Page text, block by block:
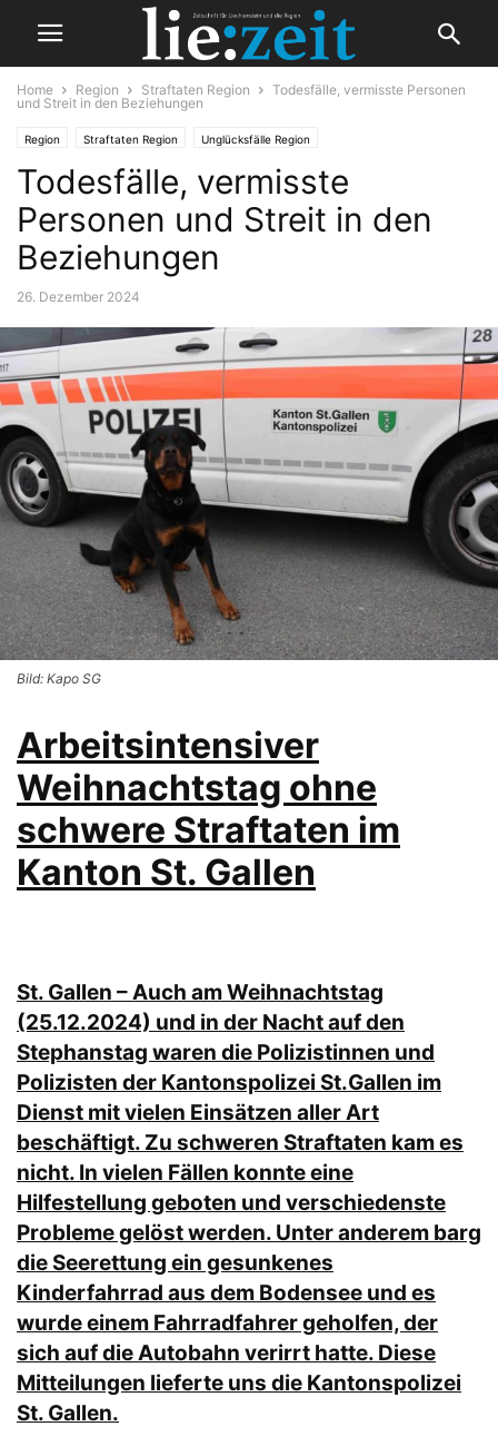
Home Region Straftaten Region
Todesfälle, vermisste Personen
und Streit in den Beziehungen
Region Straftaten Region Unglücksfälle Region
Todesfälle, vermisste
Personen und Streit in den
Beziehungen
26. Dezember 2024
Bild: Kapo SG
Arbeitsintensiver
Weihnachtstag ohne
schwere Straftaten im
Kanton St. Gallen
St. Gallen – Auch am Weihnachtstag
(25.12.2024) und in der Nacht auf den
Stephanstag waren die Polizistinnen und
Polizisten der Kantonspolizei St.Gallen im
Dienst mit vielen Einsätzen aller Art
beschäftigt. Zu schweren Straftaten kam es
nicht. In vielen Fällen konnte eine
Hilfestellung geboten und verschiedenste
Probleme gelöst werden. Unter anderem barg
die Seerettung ein gesunkenes
Kinderfahrrad aus dem Bodensee und es
wurde einem Fahrradfahrer geholfen, der
sich auf die Autobahn verirrt hatte. Diese
Mitteilungen lieferte uns die Kantonspolizei
St. Gallen.